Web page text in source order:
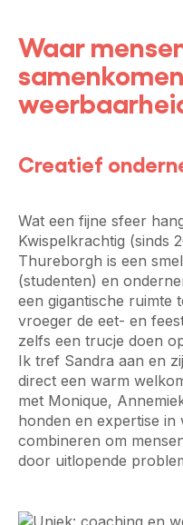
Waar
Creatief
Wat een fijne sfeer
Kwispelkrachtig (sinds
Thureborgh is een
(studenten) en
een gigantische ruimte
vroeger de eet- en
zelfs een trucje doen
Ik tref Sandra aan en
direct een warm
met Monique,
honden en expertise in
combineren om
door uitlopende